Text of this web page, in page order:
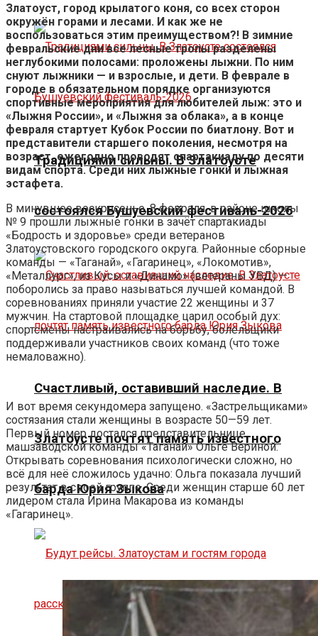
Традициями сильны. В Златоусте
состоялся Бушуевский фестиваль-2026
Счастливый, оставивший наследие. В
Златоусте почтят память известного
барда Юрия Зыкова
Златоуст, город крылатого коня, со всех сторон
окружён горами и лесами. И как же не
воспользоваться этим преимуществом?! В зимние
февральские дни все лесные тропы разделены
неглубокими полосами: проложены лыжни. По ним
снуют лыжники — и взрослые, и дети. В феврале в
городе в обязательном порядке организуются
спортивные мероприятия для любителей лыж: это и
«Лыжня России», и «Лыжня за облака», а в конце
февраля стартует Кубок России по биатлону. Вот и
представители старшего поколения, несмотря на
возраст, ежегодно проводят спартакиаду по десяти
видам спорта. Среди них лыжные гонки и лыжная
эстафета.
В минувшее воскресенье, 8 февраля, в районе школы
№ 9 прошли лыжные гонки в зачёт спартакиады
«Бодрость и здоровье» среди ветеранов
Златоустовского городского округа. Районные сборные
команды — «Таганай», «Гагаринец», «Локомотив»,
«Металлург», из Кусы и «Динамо» (ветераны УВД) —
поборолись за право называться лучшей командой. В
соревнованиях приняли участие 22 женщины и 37
мужчин. На стартовой площадке царил особый дух:
спортсмены настраивались на борьбу, болельщики
поддерживали участников своих команд (что тоже
немаловажно).
И вот время секундомера запущено. «Застрельщиками»
состязания стали женщины в возрасте 50—59 лет.
Первый номер достался представительнице
машзаводской команды «Таганай» Ольге Вериной.
Открывать соревнования психологически сложно, но
всё для неё сложилось удачно: Ольга показала лучший
результат в своей группе. Среди женщин старше 60 лет
лидером стала Ирина Макарова из команды
«Гагаринец».